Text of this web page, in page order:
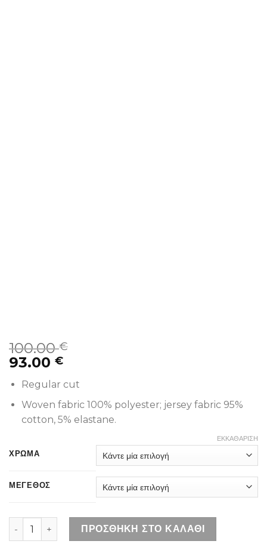
100.00€
93.00 €
Regular cut
Woven fabric 100% polyester; jersey fabric 95%
cotton, 5% elastane.
ΧΡΩΜΑ
ΜΕΓΕΘΟΣ
ΕΚΚΑΘΆΡΙΣΗ
EMME MARELLA EMMZORRO CAMEL ποσότητα
ΠΡΟΣΘΉΚΗ ΣΤΟ ΚΑΛΆΘΙ